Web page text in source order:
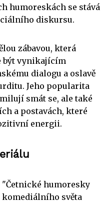
humoreskách se stává
diskursu.
zábavou, která
být vynikajícím
dialogu a oslavě
Jeho popularita
smát se, ale také
a postavách, které
energii.
humoresky
světa